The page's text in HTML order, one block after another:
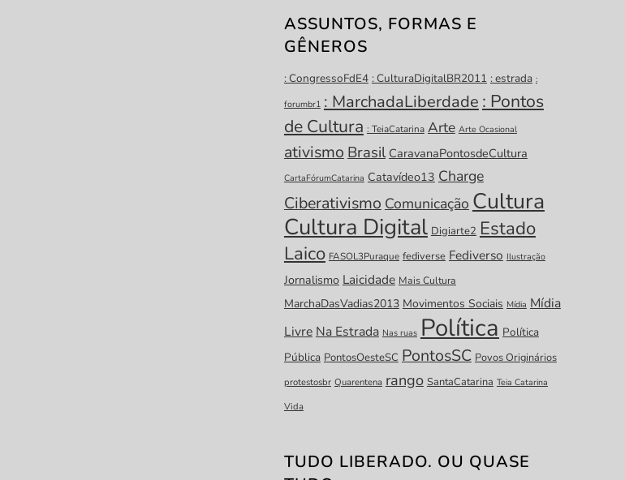
ASSUNTOS, FORMAS E
GÊNEROS
: CongressoFdE4 : CulturaDigitalBR2011 : estrada :
forumbr1 : MarchadaLiberdade : Pontos
de Cultura : TeiaCatarina Arte Arte Ocasional
ativismo Brasil CaravanaPontosdeCultura
CartaFórumCatarina Catavídeo13 Charge
Ciberativismo Comunicação Cultura
Cultura Digital Digiarte2 Estado
Laico FASOL3Puraque fediverse Fediverso Ilustração
Jornalismo Laicidade Mais Cultura
MarchaDasVadias2013 Movimentos Sociais Mídia Mídia
Livre Na Estrada Nas ruas Política Política
Pública PontosOesteSC PontosSC Povos Originários
protestosbr Quarentena rango SantaCatarina Teia Catarina
Vida
TUDO LIBERADO. OU QUASE